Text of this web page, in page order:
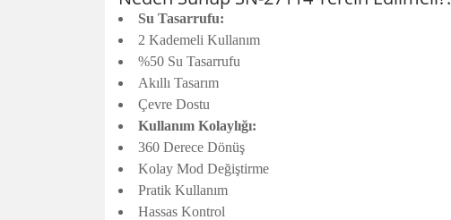
Su Tasarrufu:
2 Kademeli Kullanım
%50 Su Tasarrufu
Akıllı Tasarım
Çevre Dostu
Kullanım Kolaylığı:
360 Derece Dönüş
Kolay Mod Değiştirme
Pratik Kullanım
Hassas Kontrol